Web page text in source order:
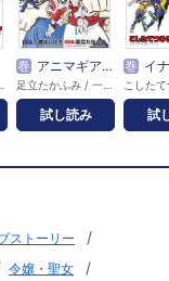
巻 アニマギア ダブルエッジ
試し読み
巻 イナズマ
こした
試
ストーリー /
令嬢・聖女 /